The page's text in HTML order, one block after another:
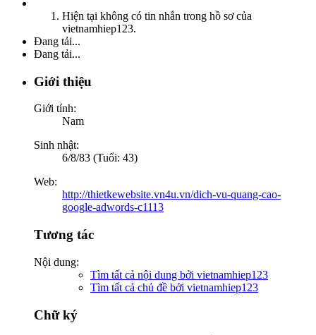
Hiện tại không có tin nhắn trong hồ sơ của
vietnamhiep123.
Đang tải...
Đang tải...
Giới thiệu
Giới tính:
Nam
Sinh nhật:
6/8/83 (Tuổi: 43)
Web:
http://thietkewebsite.vn4u.vn/dich-vu-quang-cao-
google-adwords-c1113
Tương tác
Nội dung:
Tìm tất cả nội dung bởi vietnamhiep123
Tìm tất cả chủ đề bởi vietnamhiep123
Chữ ký